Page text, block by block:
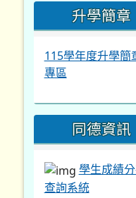
::: 升學簡章
115學年度升學簡
專區
同德資訊
學生成績
查詢系統